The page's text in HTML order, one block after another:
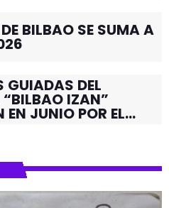
BILBAO SE SUMA A
GUIADAS DEL
IZAN”
JUNIO POR EL